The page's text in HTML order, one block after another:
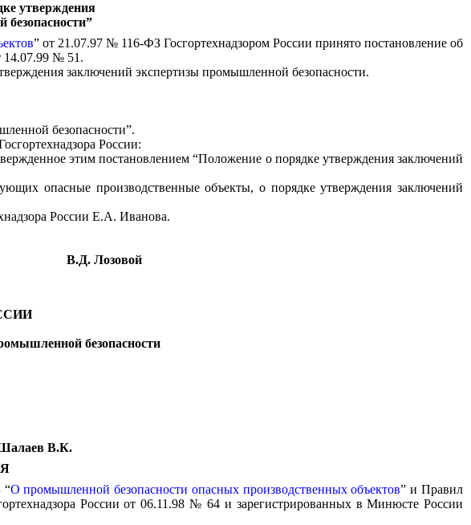
утверждения
” от 21.07.97 № 116-ФЗ Госгортехнадзором России принято постановление об
14.07.99 № 51.
заключений экспертизы промышленной безопасности.
безопасности”.
России:
этим постановлением “Положение о порядке утверждения заключений
опасные производственные объекты, о порядке утверждения заключений
России Е.А. Иванова.
В.Д. Лозовой
безопасности
В.К.
“О промышленной безопасности опасных производственных объектов” и Правил
России от 06.11.98 № 64 и зарегистрированных в Минюсте России